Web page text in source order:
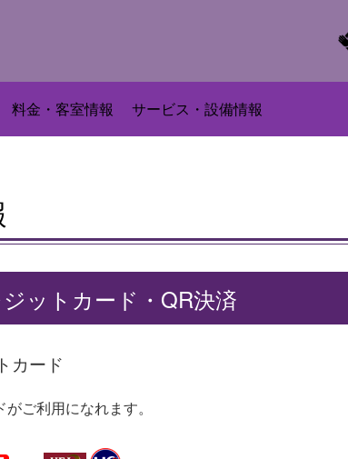
料金・客室情報 サービス・設備情報
ットカード・QR決済
カード
ご利用になれます。